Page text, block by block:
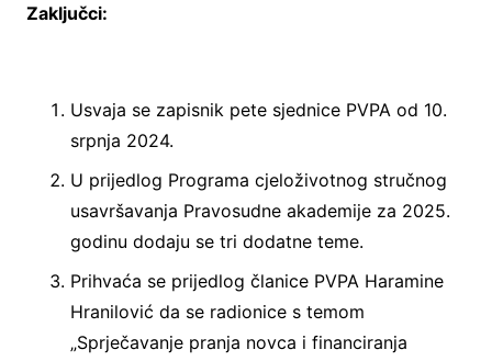
Zaključci:
Usvaja se zapisnik pete sjednice PVPA od 10.
srpnja 2024.
U prijedlog Programa cjeloživotnog stručnog
usavršavanja Pravosudne akademije za 2025.
godinu dodaju se tri dodatne teme.
Prihvaća se prijedlog članice PVPA Haramine
Hranilović da se radionice s temom
„Sprječavanje pranja novca i financiranja